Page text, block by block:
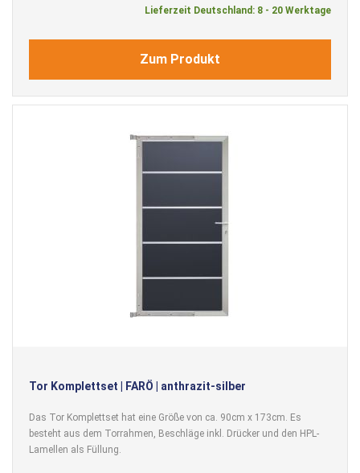
Lieferzeit Deutschland: 8 - 20 Werktage
Zum Produkt
Tor Komplettset | FARÖ | anthrazit-silber
Das Tor Komplettset hat eine Größe von ca. 90cm x 173cm. Es
besteht aus dem Torrahmen, Beschläge inkl. Drücker und den HPL-
Lamellen als Füllung.